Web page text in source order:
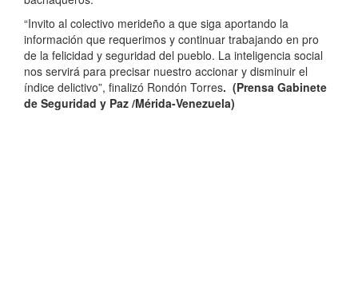
“Invito al colectivo merideño a que siga aportando la
información que requerimos y continuar trabajando en pro
de la felicidad y seguridad del pueblo. La inteligencia social
nos servirá para precisar nuestro accionar y disminuir el
índice delictivo”, finalizó Rondón Torres. (Prensa Gabinete
de Seguridad y Paz /Mérida-Venezuela)